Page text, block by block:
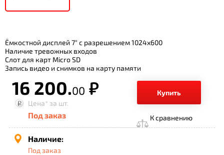
Ёмкостной дисплей 7" с разрешением 1024x600
Наличие тревожных входов
Слот для карт Micro SD
Запись видео и снимков на карту памяти
16 200.00 р.
Купить
Цена* за шт.
Под заказ К сравнению
Наличие:
Под заказ